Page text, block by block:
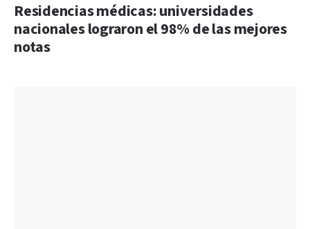
Residencias médicas: universidades
nacionales lograron el 98% de las mejores
notas